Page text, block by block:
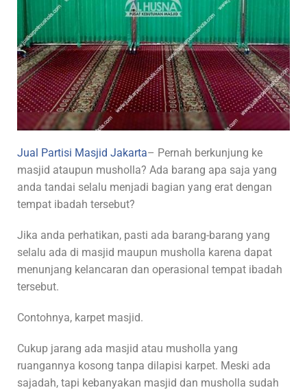
Jual Partisi Masjid Jakarta– Pernah berkunjung ke
masjid ataupun musholla? Ada barang apa saja yang
anda tandai selalu menjadi bagian yang erat dengan
tempat ibadah tersebut?
Jika anda perhatikan, pasti ada barang-barang yang
selalu ada di masjid maupun musholla karena dapat
menunjang kelancaran dan operasional tempat ibadah
tersebut.
Contohnya, karpet masjid.
Cukup jarang ada masjid atau musholla yang
ruangannya kosong tanpa dilapisi karpet. Meski ada
sajadah, tapi kebanyakan masjid dan musholla sudah